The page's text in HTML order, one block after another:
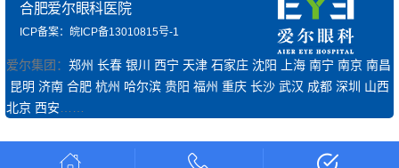
合肥爱尔眼科医院
ICP备案：皖ICP备13010815号-1
爱尔集团： 郑州 长春 银川 西宁 天津 石家庄 沈阳 上海 南宁 南京 南昌
昆明 济南 合肥 杭州 哈尔滨 贵阳 福州 重庆 长沙 武汉 成都 深圳 山西
北京 西安